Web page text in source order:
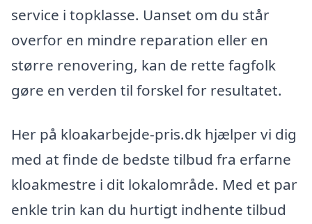
service i topklasse. Uanset om du står
overfor en mindre reparation eller en
større renovering, kan de rette fagfolk
gøre en verden til forskel for resultatet.
Her på kloakarbejde-pris.dk hjælper vi dig
med at finde de bedste tilbud fra erfarne
kloakmestre i dit lokalområde. Med et par
enkle trin kan du hurtigt indhente tilbud